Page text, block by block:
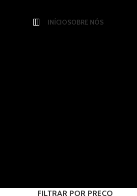
INÍCIOSOBRE NÓS
FILTRAR POR PREÇO